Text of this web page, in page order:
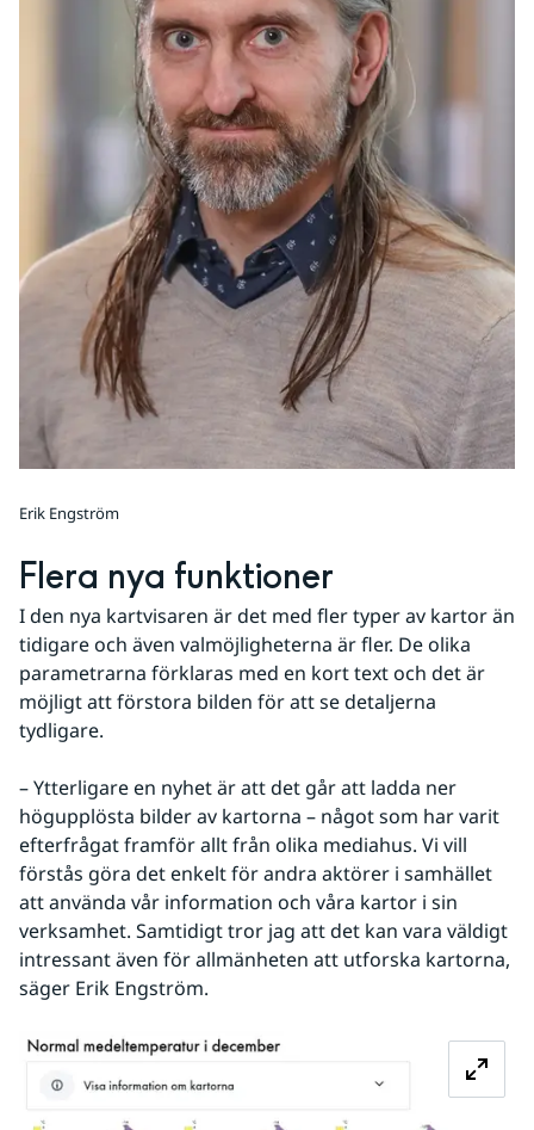
Erik Engström
Flera nya funktioner
I den nya kartvisaren är det med fler typer av kartor än
tidigare och även valmöjligheterna är fler. De olika
parametrarna förklaras med en kort text och det är
möjligt att förstora bilden för att se detaljerna
tydligare.
– Ytterligare en nyhet är att det går att ladda ner
högupplösta bilder av kartorna – något som har varit
efterfrågat framför allt från olika mediahus. Vi vill
förstås göra det enkelt för andra aktörer i samhället
att använda vår information och våra kartor i sin
verksamhet. Samtidigt tror jag att det kan vara väldigt
intressant även för allmänheten att utforska kartorna,
säger Erik Engström.